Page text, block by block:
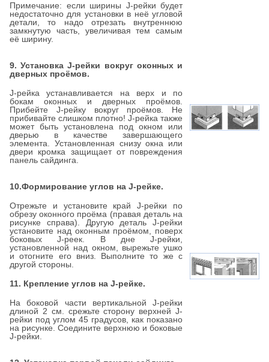
Примечание: если ширины J-рейки будет
недостаточно для установки в неё угловой
детали, то надо отрезать внутреннюю
замкнутую часть, увеличивая тем самым
её ширину.
9. Установка J-рейки вокруг оконных и
дверных проёмов.
J-рейка устанавливается на верх и по
бокам оконных и дверных проёмов.
Прибейте J-рейку вокруг проёмов. Не
прибивайте слишком плотно! J-рейка также
может быть установлена под окном или
дверью в качестве завершающего
элемента. Установленная снизу окна или
двери кромка защищает от повреждения
панель сайдинга.
10.Формирование углов на J-рейке.
Отрежьте и установите край J-рейки по
обрезу оконного проёма (правая деталь на
рисунке справа). Другую деталь J-рейки
установите над оконным проёмом, поверх
боковых J-реек. В дне J-рейки,
установленной над окном, вырежьте ушко
и отогните его вниз. Выполните то же с
другой стороны.
11. Крепление углов на J-рейке.
На боковой части вертикальной J-рейки
длиной 2 см. срежьте сторону верхней J-
рейки под углом 45 градусов, как показано
на рисунке. Соедините верхнюю и боковые
J-рейки.